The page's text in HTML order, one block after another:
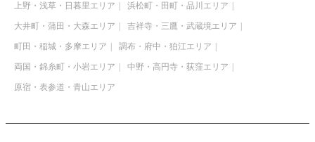
上野・浅草・日暮里エリア 浜松町・田町・品川エリア
大井町・蒲田・大森エリア 吉祥寺・三鷹・武蔵境エリア
町田・稲城・多摩エリア 調布・府中・狛江エリア
両国・錦糸町・小岩エリア 中野・高円寺・荻窪エリア
原宿・表参道・青山エリア